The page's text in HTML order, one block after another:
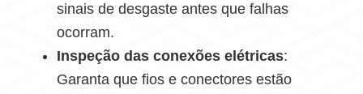
sinais de desgaste antes que falhas
ocorram.
Inspeção das conexões elétricas:
Garanta que fios e conectores estão